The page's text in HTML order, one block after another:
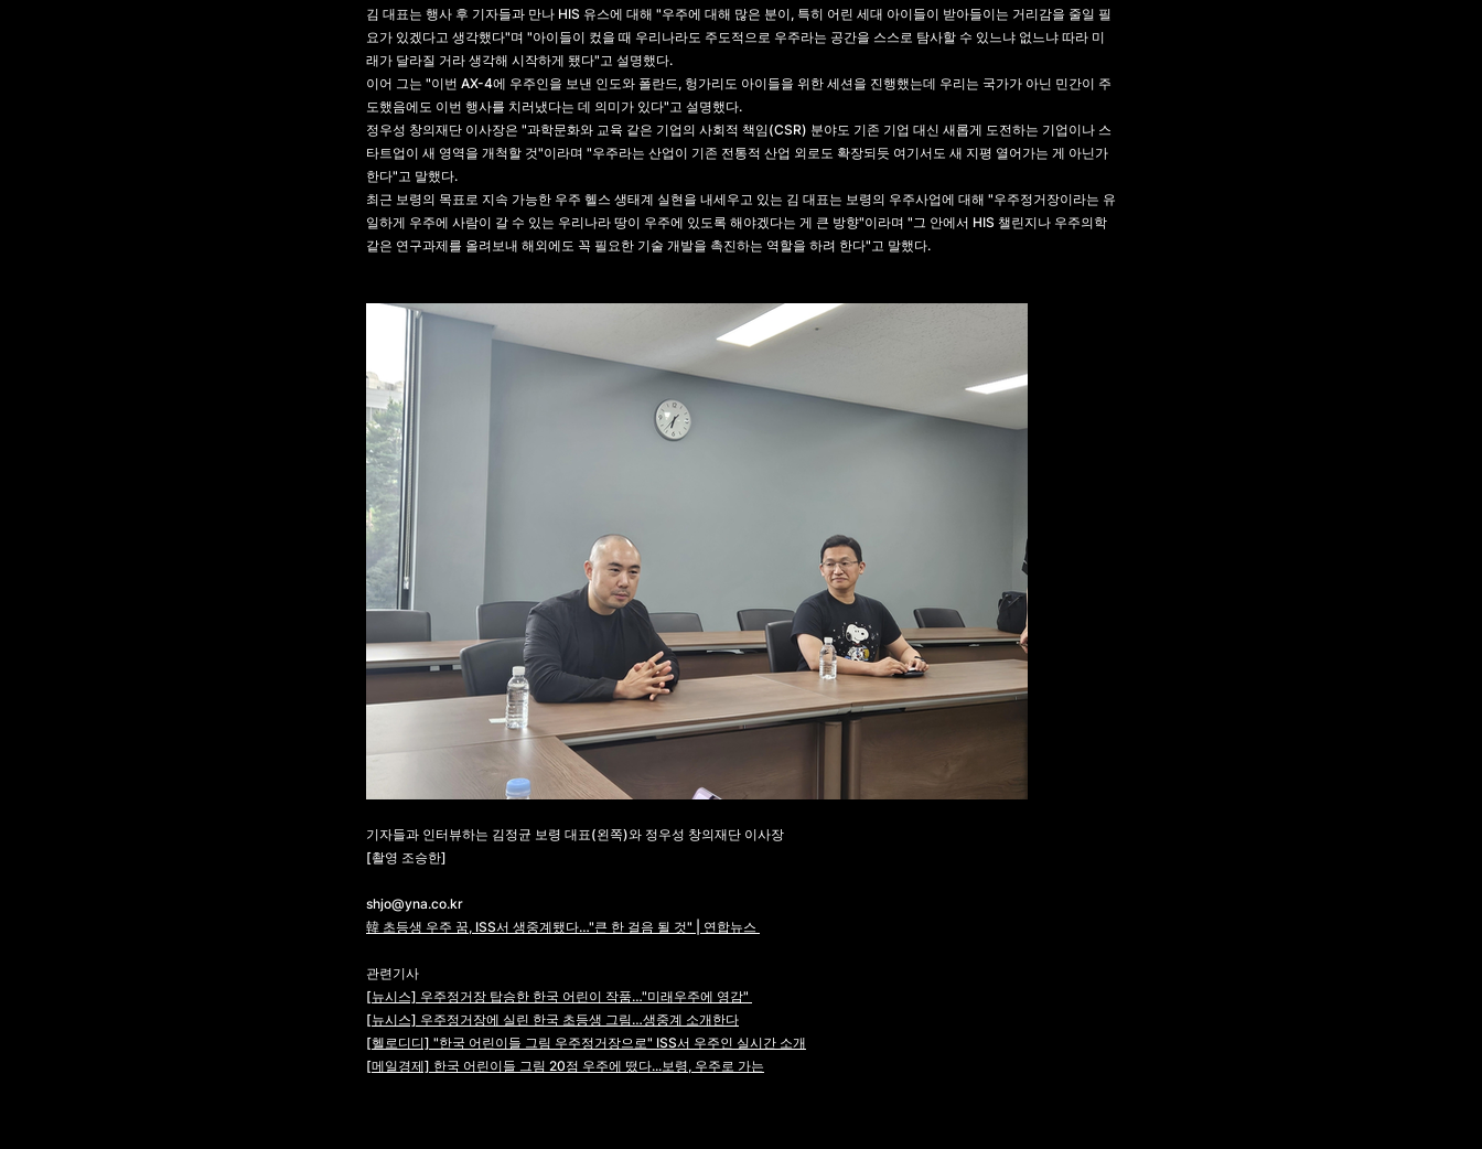
김 대표는 행사 후 기자들과 만나 HIS 유스에 대해 "우주에 대해 많은 분이, 특히 어린 세대 아이들이 받아들이는 거리감을 줄일 필
요가 있겠다고 생각했다"며 "아이들이 컸을 때 우리나라도 주도적으로 우주라는 공간을 스스로 탐사할 수 있느냐 없느냐 따라 미
래가 달라질 거라 생각해 시작하게 됐다"고 설명했다.
이어 그는 "이번 AX-4에 우주인을 보낸 인도와 폴란드, 헝가리도 아이들을 위한 세션을 진행했는데 우리는 국가가 아닌 민간이 주
도했음에도 이번 행사를 치러냈다는 데 의미가 있다"고 설명했다.
정우성 창의재단 이사장은 "과학문화와 교육 같은 기업의 사회적 책임(CSR) 분야도 기존 기업 대신 새롭게 도전하는 기업이나 스
타트업이 새 영역을 개척할 것"이라며 "우주라는 산업이 기존 전통적 산업 외로도 확장되듯 여기서도 새 지평 열어가는 게 아닌가
한다"고 말했다.
최근 보령의 목표로 지속 가능한 우주 헬스 생태계 실현을 내세우고 있는 김 대표는 보령의 우주사업에 대해 "우주정거장이라는 유
일하게 우주에 사람이 갈 수 있는 우리나라 땅이 우주에 있도록 해야겠다는 게 큰 방향"이라며 "그 안에서 HIS 챌린지나 우주의학
같은 연구과제를 올려보내 해외에도 꼭 필요한 기술 개발을 촉진하는 역할을 하려 한다"고 말했다.
기자들과 인터뷰하는 김정균 보령 대표(왼쪽)와 정우성 창의재단 이사장
[촬영 조승한]
shjo@yna.co.kr
韓 초등생 우주 꿈, ISS서 생중계됐다…"큰 한 걸음 될 것" | 연합뉴스
관련기사
[뉴시스] 우주정거장 탑승한 한국 어린이 작품…"미래우주에 영감"
​[뉴시스] 우주정거장에 실린 한국 초등생 그림…생중계 소개한다
[헬로디디] "한국 어린이들 그림 우주정거장으로" ISS서 우주인 실시간 소개
​[메일경제] 한국 어린이들 그림 20점 우주에 떴다...보령, 우주로 가는